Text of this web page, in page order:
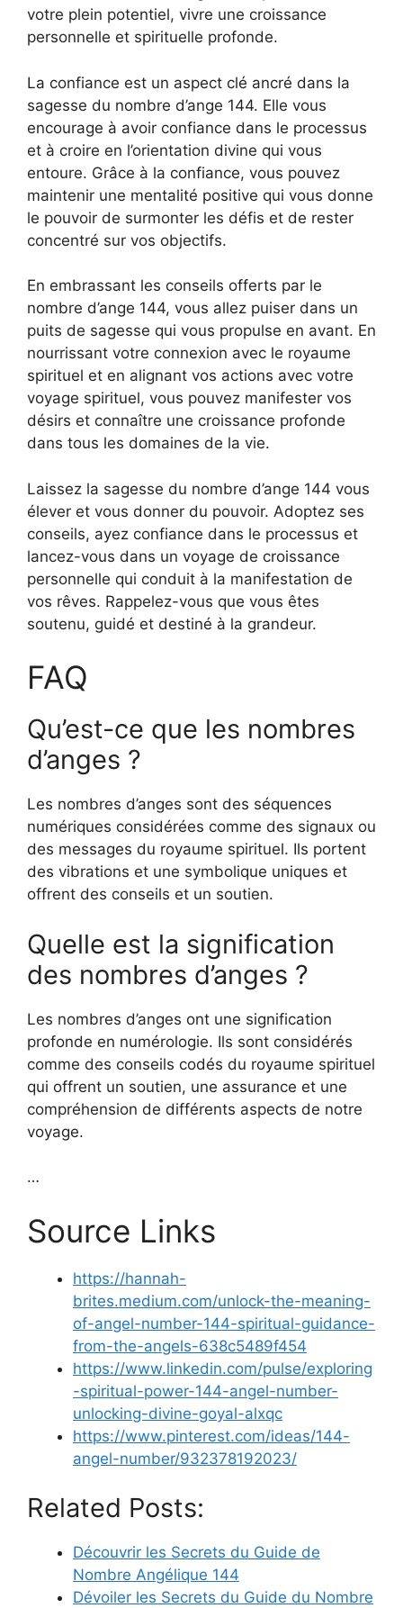
votre plein potentiel, vivre une croissance
personnelle et spirituelle profonde.
La confiance est un aspect clé ancré dans la
sagesse du nombre d’ange 144. Elle vous
encourage à avoir confiance dans le processus
et à croire en l’orientation divine qui vous
entoure. Grâce à la confiance, vous pouvez
maintenir une mentalité positive qui vous donne
le pouvoir de surmonter les défis et de rester
concentré sur vos objectifs.
En embrassant les conseils offerts par le
nombre d’ange 144, vous allez puiser dans un
puits de sagesse qui vous propulse en avant. En
nourrissant votre connexion avec le royaume
spirituel et en alignant vos actions avec votre
voyage spirituel, vous pouvez manifester vos
désirs et connaître une croissance profonde
dans tous les domaines de la vie.
Laissez la sagesse du nombre d’ange 144 vous
élever et vous donner du pouvoir. Adoptez ses
conseils, ayez confiance dans le processus et
lancez-vous dans un voyage de croissance
personnelle qui conduit à la manifestation de
vos rêves. Rappelez-vous que vous êtes
soutenu, guidé et destiné à la grandeur.
FAQ
Qu’est-ce que les nombres
d’anges ?
Les nombres d’anges sont des séquences
numériques considérées comme des signaux ou
des messages du royaume spirituel. Ils portent
des vibrations et une symbolique uniques et
offrent des conseils et un soutien.
Quelle est la signification
des nombres d’anges ?
Les nombres d’anges ont une signification
profonde en numérologie. Ils sont considérés
comme des conseils codés du royaume spirituel
qui offrent un soutien, une assurance et une
compréhension de différents aspects de notre
voyage.
…
Source Links
https://hannah-
brites.medium.com/unlock-the-meaning-
of-angel-number-144-spiritual-guidance-
from-the-angels-638c5489f454
https://www.linkedin.com/pulse/exploring
-spiritual-power-144-angel-number-
unlocking-divine-goyal-alxqc
https://www.pinterest.com/ideas/144-
angel-number/932378192023/
Related Posts:
Découvrir les Secrets du Guide de
Nombre Angélique 144
Dévoiler les Secrets du Guide du Nombre